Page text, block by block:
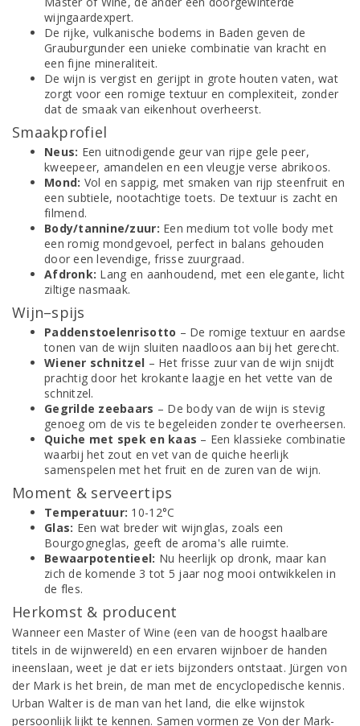
wijngaardexpert.
De rijke, vulkanische bodems in Baden geven de
Grauburgunder een unieke combinatie van kracht en
een fijne mineraliteit.
De wijn is vergist en gerijpt in grote houten vaten, wat
zorgt voor een romige textuur en complexiteit, zonder
dat de smaak van eikenhout overheerst.
Smaakprofiel
Neus: Een uitnodigende geur van rijpe gele peer,
kweepeer, amandelen en een vleugje verse abrikoos.
Mond: Vol en sappig, met smaken van rijp steenfruit en
een subtiele, nootachtige toets. De textuur is zacht en
filmend.
Body/tannine/zuur: Een medium tot volle body met
een romig mondgevoel, perfect in balans gehouden
door een levendige, frisse zuurgraad.
Afdronk: Lang en aanhoudend, met een elegante, licht
ziltige nasmaak.
Wijn–spijs
Paddenstoelenrisotto – De romige textuur en aardse
tonen van de wijn sluiten naadloos aan bij het gerecht.
Wiener schnitzel – Het frisse zuur van de wijn snijdt
prachtig door het krokante laagje en het vette van de
schnitzel.
Gegrilde zeebaars – De body van de wijn is stevig
genoeg om de vis te begeleiden zonder te overheersen.
Quiche met spek en kaas – Een klassieke combinatie
waarbij het zout en vet van de quiche heerlijk
samenspelen met het fruit en de zuren van de wijn.
Moment & serveertips
Temperatuur: 10-12°C
Glas: Een wat breder wit wijnglas, zoals een
Bourgogneglas, geeft de aroma's alle ruimte.
Bewaarpotentieel: Nu heerlijk op dronk, maar kan
zich de komende 3 tot 5 jaar nog mooi ontwikkelen in
de fles.
Herkomst & producent
Wanneer een Master of Wine (een van de hoogst haalbare
titels in de wijnwereld) en een ervaren wijnboer de handen
ineenslaan, weet je dat er iets bijzonders ontstaat. Jürgen von
der Mark is het brein, de man met de encyclopedische kennis.
Urban Walter is de man van het land, die elke wijnstok
persoonlijk lijkt te kennen. Samen vormen ze Von der Mark-